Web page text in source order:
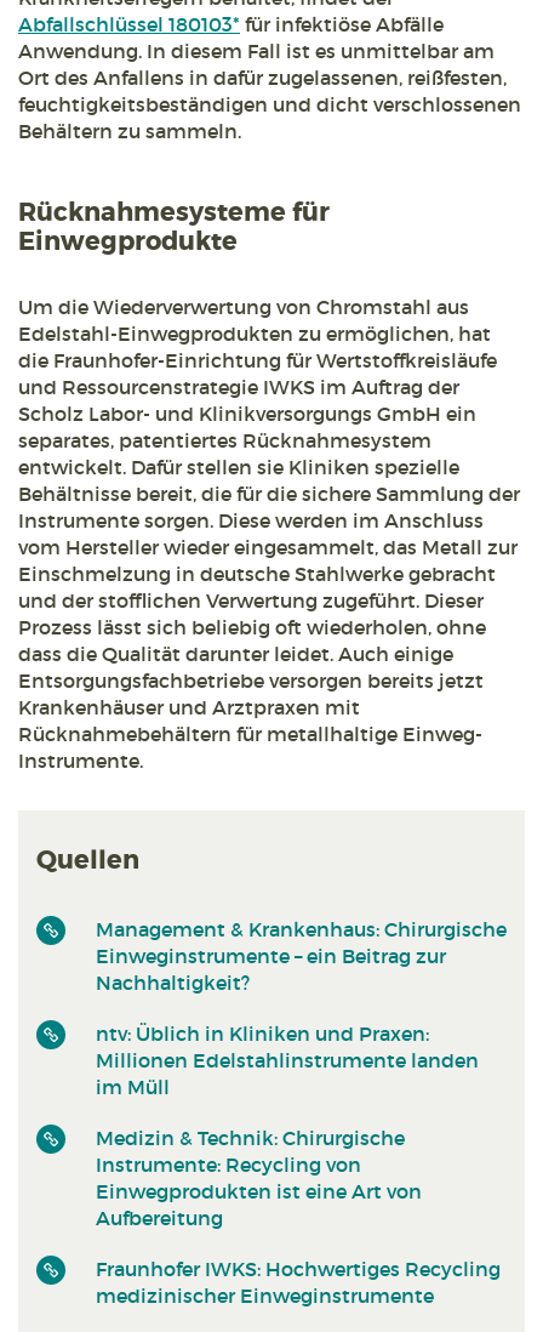
Abfallschlüssel 180103* für infektiöse Abfälle
Anwendung. In diesem Fall ist es unmittelbar am
Ort des Anfallens in dafür zugelassenen, reißfesten,
feuchtigkeitsbeständigen und dicht verschlossenen
Behältern zu sammeln.
Rücknahmesysteme für
Einwegprodukte
Um die Wiederverwertung von Chromstahl aus
Edelstahl-Einwegprodukten zu ermöglichen, hat
die Fraunhofer-Einrichtung für Wertstoffkreisläufe
und Ressourcenstrategie IWKS im Auftrag der
Scholz Labor- und Klinikversorgungs GmbH ein
separates, patentiertes Rücknahmesystem
entwickelt. Dafür stellen sie Kliniken spezielle
Behältnisse bereit, die für die sichere Sammlung der
Instrumente sorgen. Diese werden im Anschluss
vom Hersteller wieder eingesammelt, das Metall zur
Einschmelzung in deutsche Stahlwerke gebracht
und der stofflichen Verwertung zugeführt. Dieser
Prozess lässt sich beliebig oft wiederholen, ohne
dass die Qualität darunter leidet. Auch einige
Entsorgungsfachbetriebe versorgen bereits jetzt
Krankenhäuser und Arztpraxen mit
Rücknahmebehältern für metallhaltige Einweg-
Instrumente.
Quellen
Management & Krankenhaus: Chirurgische
Einweginstrumente – ein Beitrag zur
Nachhaltigkeit?
ntv: Üblich in Kliniken und Praxen:
Millionen Edelstahlinstrumente landen
im Müll
Medizin & Technik: Chirurgische
Instrumente: Recycling von
Einwegprodukten ist eine Art von
Aufbereitung
Fraunhofer IWKS: Hochwertiges Recycling
medizinischer Einweginstrumente